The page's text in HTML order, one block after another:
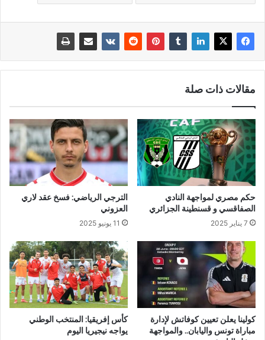
مقالات ذات صلة
حكم مصري لمواجهة النادي
الصفاقسي و قسنطينة الجزائري
7 يناير 2025
الترجي الرياضي: فسخ عقد لاري
العزوني
11 يونيو 2025
كولينا يعلن تعيين كوفاتش لإدارة
مباراة تونس واليابان.. والمواجهة
كأس إفريقيا: المنتخب الوطني
يواجه نيجيريا اليوم